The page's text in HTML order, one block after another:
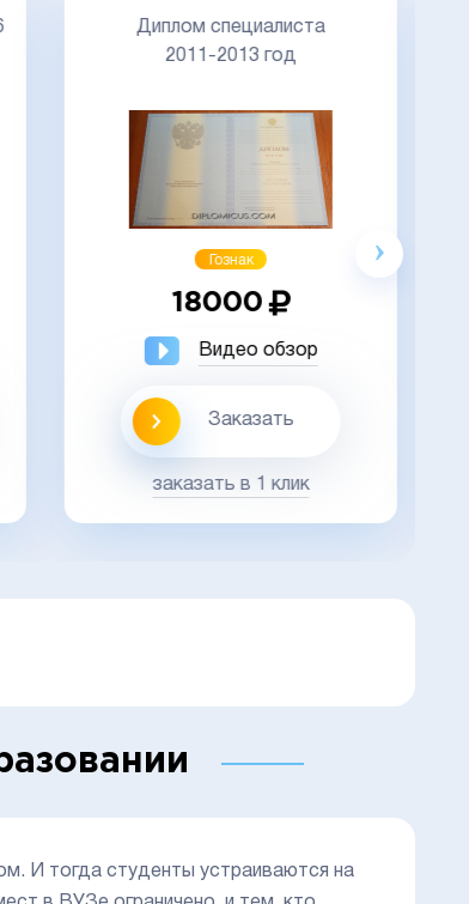
Диплом специалиста
2011-2013 год
Гознак
18000
Видео обзор
Заказать
заказать в 1 клик
И тогда студенты устраиваются на